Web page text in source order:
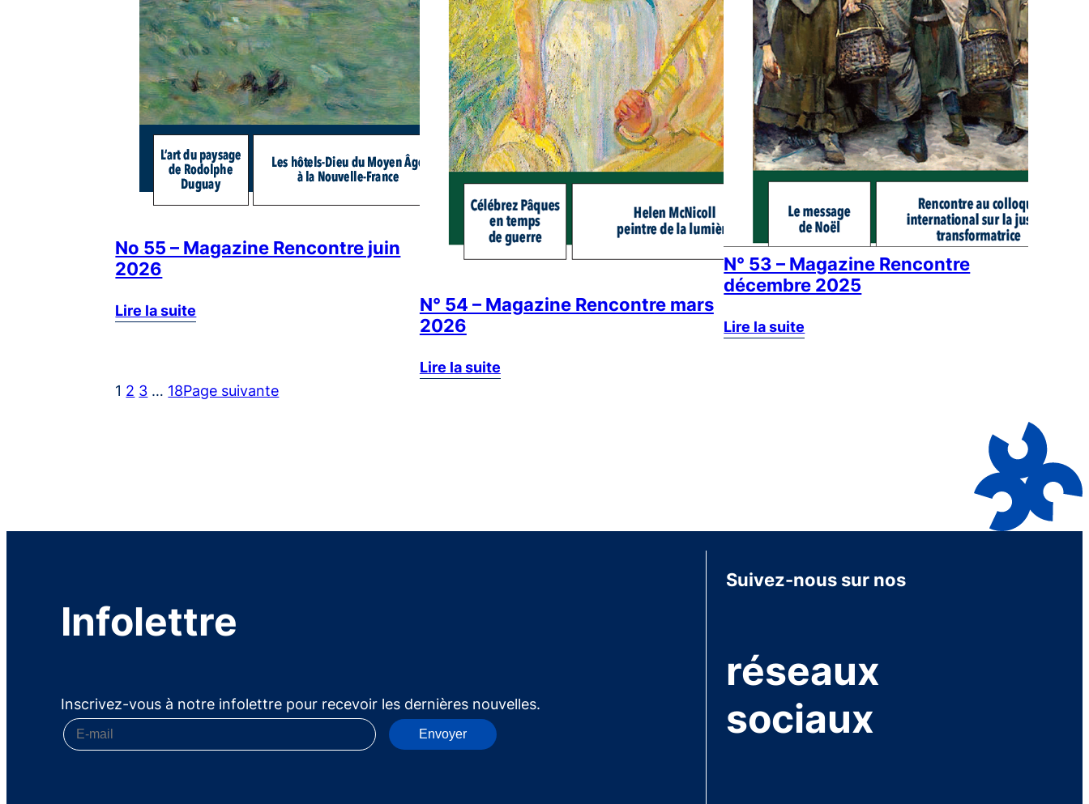
No 55 – Magazine Rencontre juin
2026
Lire la suite
N° 54 – Magazine Rencontre mars
2026
Lire la suite
N° 53 – Magazine Rencontre
décembre 2025
Lire la suite
1 2 3 … 18Page suivante
Infolettre
Inscrivez-vous à notre infolettre pour recevoir les dernières nouvelles.
Envoyer
Suivez-nous sur nos
réseaux
sociaux